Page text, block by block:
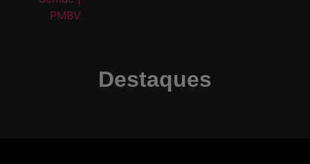
Destaques